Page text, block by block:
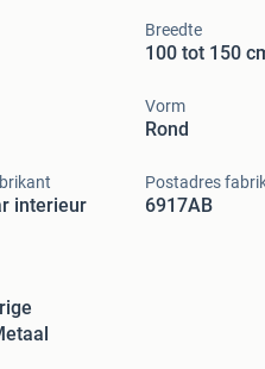
Breedte
100 tot 150
Vorm
Rond
interieur
Postadres
6917AB